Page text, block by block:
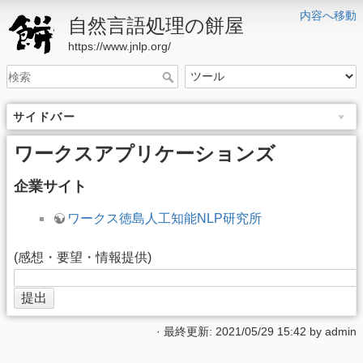
内容へ移動
自然言語処理の餅屋
https://www.jnlp.org/
サイドバー
ワークスアプリケーションズ
企業サイト
ワークス徳島人工知能NLP研究所
(感想・要望・情報提供)
· 最終更新: 2021/05/29 15:42 by admin